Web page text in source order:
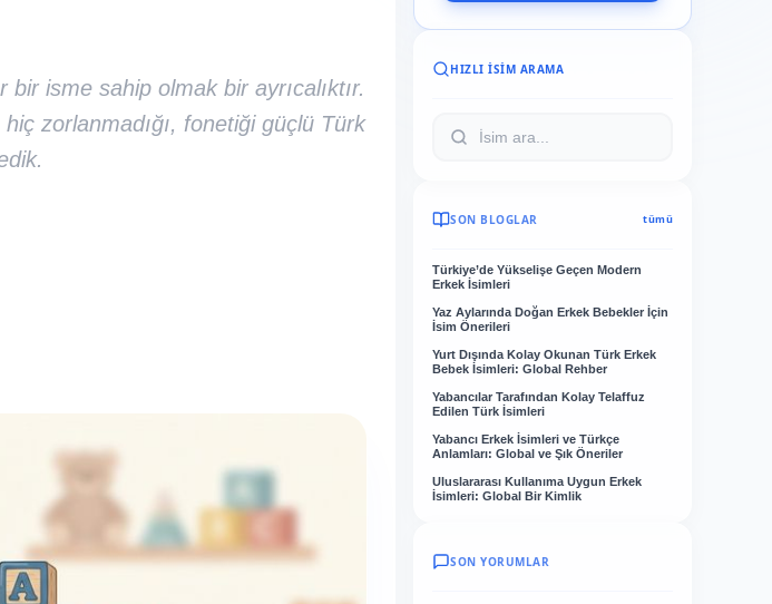
bir isme sahip olmak bir ayrıcalıktır.
zorlanmadığı, fonetiği güçlü Türk
HIZLI İSIM ARAMA
SON BLOGLAR tümü
Türkiye’de Yükselişe Geçen Modern
Erkek İsimleri
Yaz Aylarında Doğan Erkek Bebekler İçin
İsim Önerileri
Yurt Dışında Kolay Okunan Türk Erkek
Bebek İsimleri: Global Rehber
Yabancılar Tarafından Kolay Telaffuz
Edilen Türk İsimleri
Yabancı Erkek İsimleri ve Türkçe
Anlamları: Global ve Şık Öneriler
Uluslararası Kullanıma Uygun Erkek
İsimleri: Global Bir Kimlik
SON YORUMLAR